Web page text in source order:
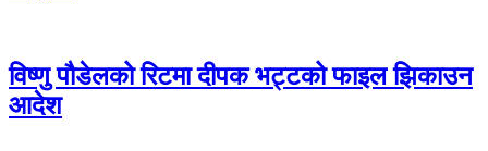
विष्णु पौडेलको रिटमा दीपक भट्टको फाइल झिकाउन
आदेश